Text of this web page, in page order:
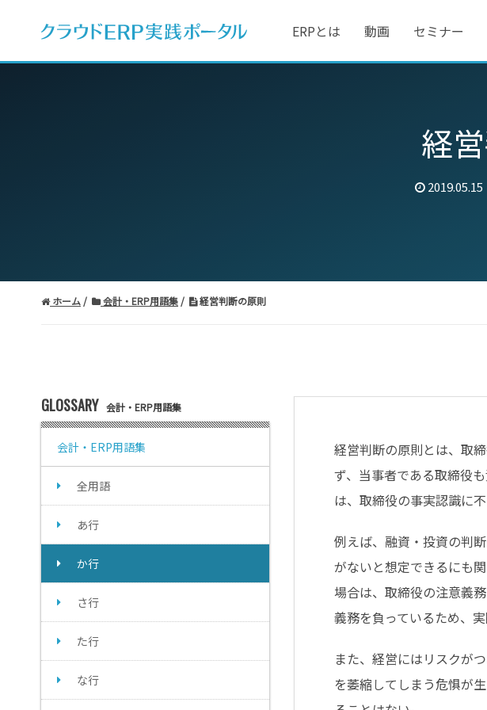
ERPとは 動画 セミナー
経
2019.05.15
ホーム 会計・ERP用語集 経営判断の原則
GLOSSARY 会計・ERP用語集
会計・ERP用語集
全用語
あ行
か行
さ行
た行
な行
経営判断の原則とは、取
ず、当事者である取締役
は、取締役の事実認識に
例えば、融資・投資の判
がないと想定できるにも
場合は、取締役の注意義
義務を負っているため、
また、経営にはリスクが
を萎縮してしまう危惧が